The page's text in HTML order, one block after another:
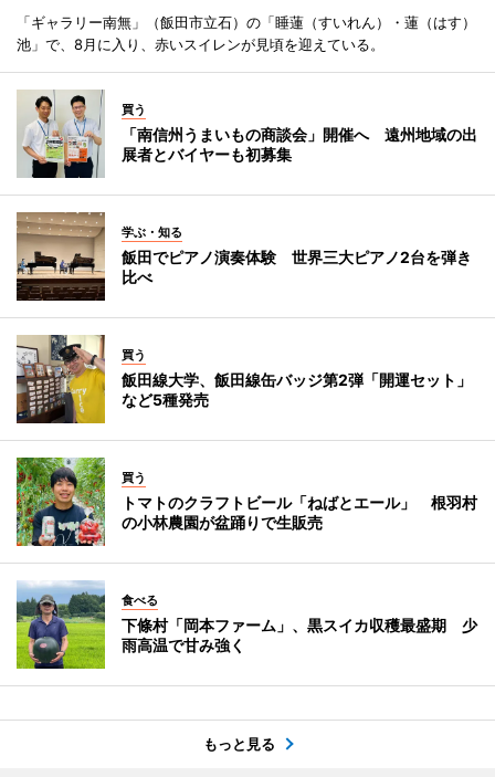
「ギャラリー南無」（飯田市立石）の「睡蓮（すいれん）・蓮（はす）
池」で、8月に入り、赤いスイレンが見頃を迎えている。
買う
「南信州うまいもの商談会」開催へ 遠州地域の出
展者とバイヤーも初募集
学ぶ・知る
飯田でピアノ演奏体験 世界三大ピアノ2台を弾き
比べ
買う
飯田線大学、飯田線缶バッジ第2弾「開運セット」
など5種発売
買う
トマトのクラフトビール「ねばとエール」 根羽村
の小林農園が盆踊りで生販売
食べる
下條村「岡本ファーム」、黒スイカ収穫最盛期 少
雨高温で甘み強く
もっと見る